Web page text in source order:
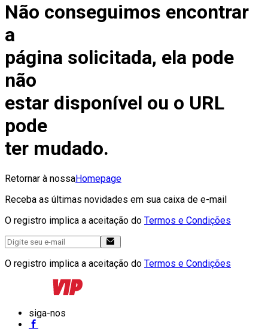
Não conseguimos encontrar
a
página solicitada, ela pode
não
estar disponível ou o URL
pode
ter mudado.
Retornar à nossaHomepage
Receba as últimas novidades em sua caixa de e-mail
O registro implica a aceitação do Termos e Condições
O registro implica a aceitação do Termos e Condições
siga-nos